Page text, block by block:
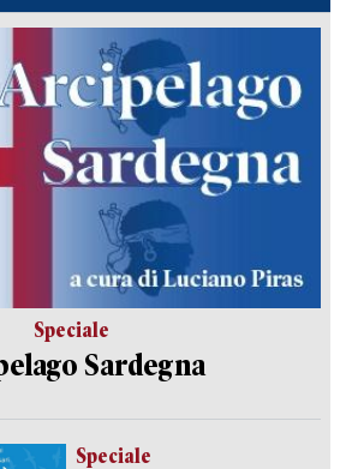
Speciale
Sardegna
Speciale